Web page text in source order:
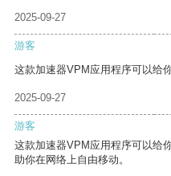
2025-09-27
游客
这款加速器VPM应用程序可以给
2025-09-27
游客
这款加速器VPM应用程序可以给
助你在网络上自由移动。